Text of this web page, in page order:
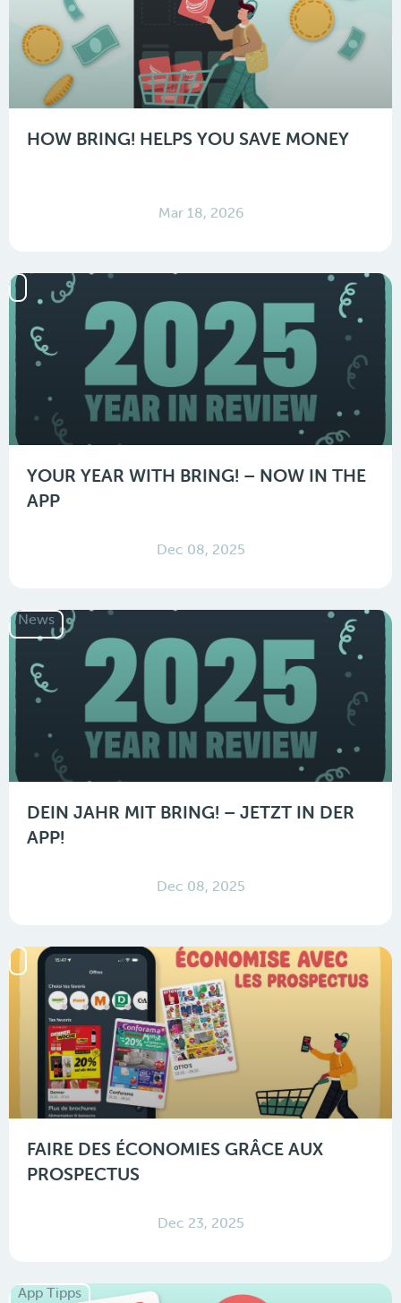
HOW BRING! HELPS YOU SAVE MONEY
Mar 18, 2026
YOUR YEAR WITH BRING! – NOW IN THE
APP
Dec 08, 2025
News
DEIN JAHR MIT BRING! – JETZT IN DER
APP!
Dec 08, 2025
FAIRE DES ÉCONOMIES GRÂCE AUX
PROSPECTUS
Dec 23, 2025
App Tipps